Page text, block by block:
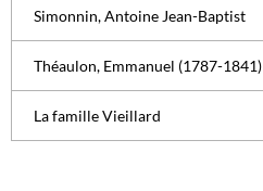
Simonnin, Antoine Jean-Baptist
Théaulon, Emmanuel (1787-1841)
La famille Vieillard